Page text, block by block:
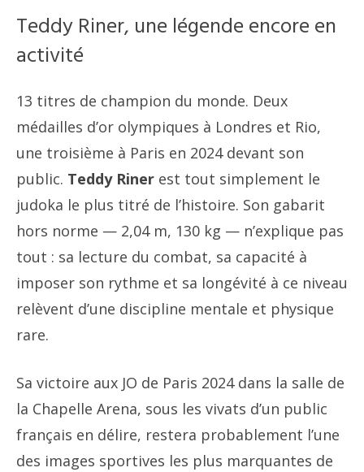
Teddy Riner, une légende encore en
activité
13 titres de champion du monde. Deux
médailles d’or olympiques à Londres et Rio,
une troisième à Paris en 2024 devant son
public. Teddy Riner est tout simplement le
judoka le plus titré de l’histoire. Son gabarit
hors norme — 2,04 m, 130 kg — n’explique pas
tout : sa lecture du combat, sa capacité à
imposer son rythme et sa longévité à ce niveau
relèvent d’une discipline mentale et physique
rare.
Sa victoire aux JO de Paris 2024 dans la salle de
la Chapelle Arena, sous les vivats d’un public
français en délire, restera probablement l’une
des images sportives les plus marquantes de